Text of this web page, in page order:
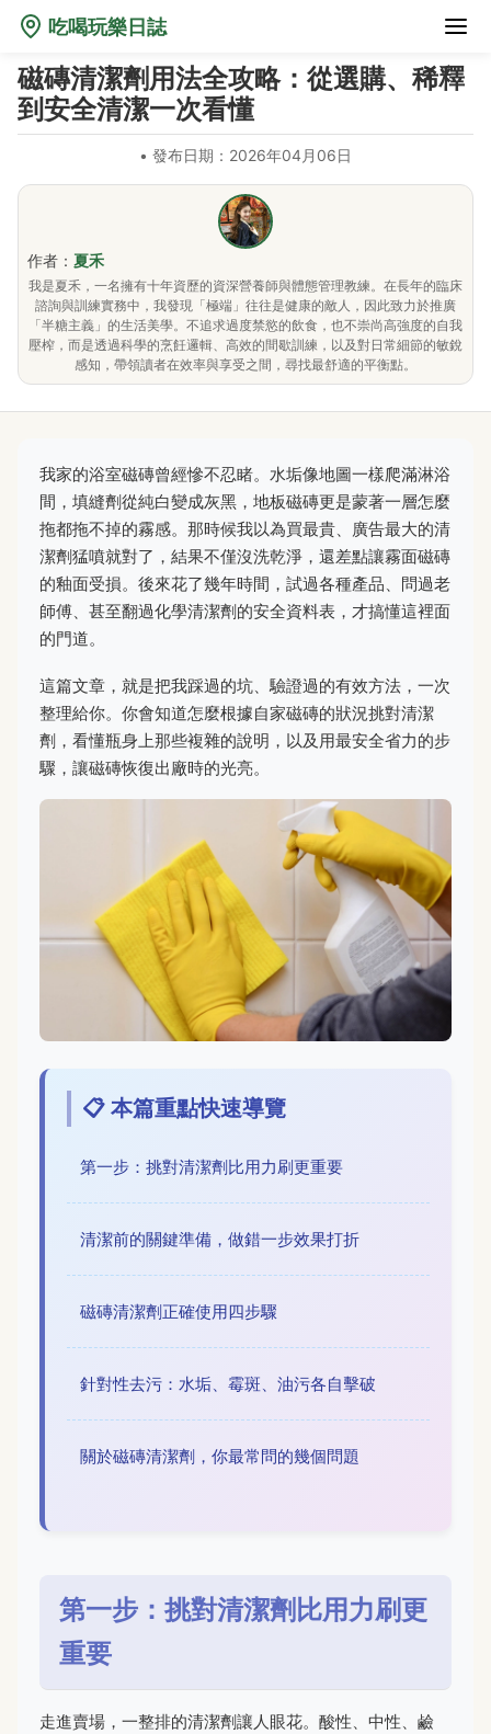
吃喝玩樂日誌
磁磚清潔劑用法全攻略：從選購、稀釋
到安全清潔一次看懂
• 發布日期：2026年04月06日
作者： 夏禾
我是夏禾，一名擁有十年資歷的資深營養師與體態管理教練。在長年的臨床
諮詢與訓練實務中，我發現「極端」往往是健康的敵人，因此致力於推廣
「半糖主義」的生活美學。不追求過度禁慾的飲食，也不崇尚高強度的自我
壓榨，而是透過科學的烹飪邏輯、高效的間歇訓練，以及對日常細節的敏銳
感知，帶領讀者在效率與享受之間，尋找最舒適的平衡點。
我家的浴室磁磚曾經慘不忍睹。水垢像地圖一樣爬滿淋浴
間，填縫劑從純白變成灰黑，地板磁磚更是蒙著一層怎麼
拖都拖不掉的霧感。那時候我以為買最貴、廣告最大的清
潔劑猛噴就對了，結果不僅沒洗乾淨，還差點讓霧面磁磚
的釉面受損。後來花了幾年時間，試過各種產品、問過老
師傅、甚至翻過化學清潔劑的安全資料表，才搞懂這裡面
的門道。
這篇文章，就是把我踩過的坑、驗證過的有效方法，一次
整理給你。你會知道怎麼根據自家磁磚的狀況挑對清潔
劑，看懂瓶身上那些複雜的說明，以及用最安全省力的步
驟，讓磁磚恢復出廠時的光亮。
📋 本篇重點快速導覽
第一步：挑對清潔劑比用力刷更重要
清潔前的關鍵準備，做錯一步效果打折
磁磚清潔劑正確使用四步驟
針對性去污：水垢、霉斑、油污各自擊破
關於磁磚清潔劑，你最常問的幾個問題
第一步：挑對清潔劑比用力刷更
重要
走進賣場，一整排的清潔劑讓人眼花。酸性、中性、鹼